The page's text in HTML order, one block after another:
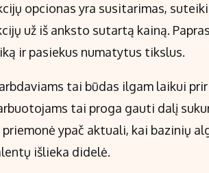
opcionas yra susitarimas,
už iš anksto sutartą kainą.
ir pasiekus numatytus tikslus.
tai būdas ilgam laikui
tai proga gauti dalį
priemonė ypač aktuali, kai bazinių
išlieka didelė.